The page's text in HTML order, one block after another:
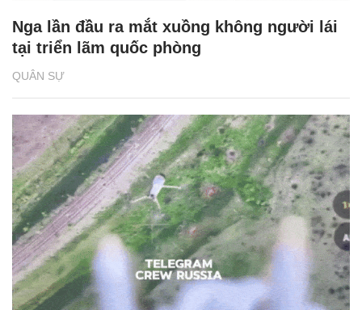
QUÂN SỰ
Nga lần đầu ra mắt xuồng không người lái
tại triển lãm quốc phòng